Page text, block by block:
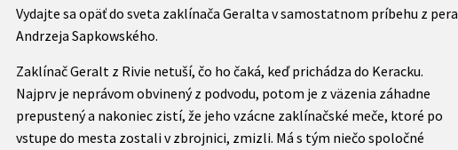
Vydajte sa opäť do sveta zaklínača Geralta v samostatnom príbehu z pera
Andrzeja Sapkowského.
Zaklínač Geralt z Rivie netuší, čo ho čaká, keď prichádza do Keracku.
Najprv je neprávom obvinený z podvodu, potom je z väzenia záhadne
prepustený a nakoniec zistí, že jeho vzácne zaklínačské meče, ktoré po
vstupe do mesta zostali v zbrojnici, zmizli. Má s tým niečo spoločné